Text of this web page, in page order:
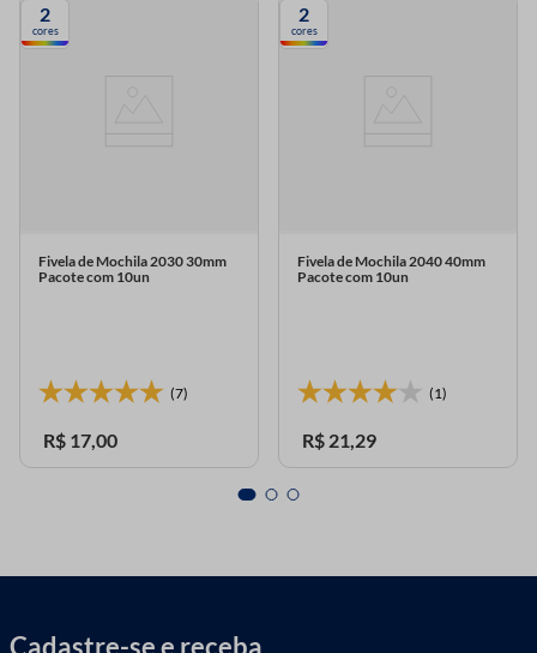
2
cores
Fivela de Mochila 2030 30mm
Pacote com 10un
(7)
R$ 17,00
2
cores
Fivela de Mochila 2040 40mm
Pacote com 10un
(1)
R$ 21,29